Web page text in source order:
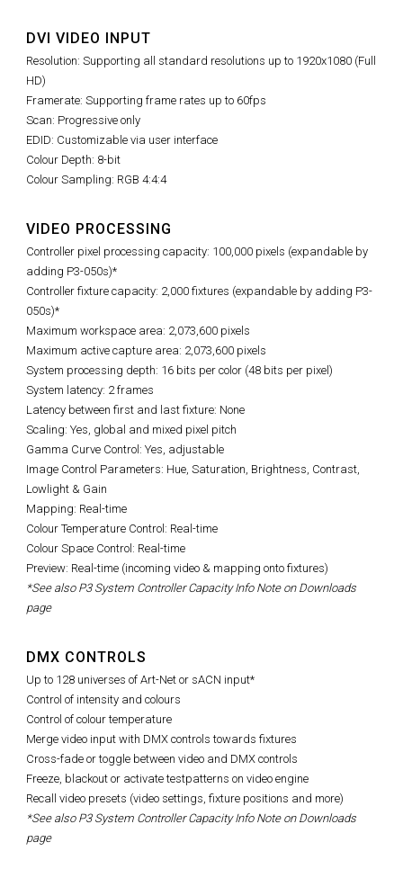
DVI VIDEO INPUT
Resolution: Supporting all standard resolutions up to 1920x1080 (Full
HD)
Framerate: Supporting frame rates up to 60fps
Scan: Progressive only
EDID: Customizable via user interface
Colour Depth: 8-bit
Colour Sampling: RGB 4:4:4
VIDEO PROCESSING
Controller pixel processing capacity: 100,000 pixels (expandable by
adding P3-050s)*
Controller fixture capacity: 2,000 fixtures (expandable by adding P3-
050s)*
Maximum workspace area: 2,073,600 pixels
Maximum active capture area: 2,073,600 pixels
System processing depth: 16 bits per color (48 bits per pixel)
System latency: 2 frames
Latency between first and last fixture: None
Scaling: Yes, global and mixed pixel pitch
Gamma Curve Control: Yes, adjustable
Image Control Parameters: Hue, Saturation, Brightness, Contrast,
Lowlight & Gain
Mapping: Real-time
Colour Temperature Control: Real-time
Colour Space Control: Real-time
Preview: Real-time (incoming video & mapping onto fixtures)
*See also P3 System Controller Capacity Info Note on Downloads
page
DMX CONTROLS
Up to 128 universes of Art-Net or sACN input*
Control of intensity and colours
Control of colour temperature
Merge video input with DMX controls towards fixtures
Cross-fade or toggle between video and DMX controls
Freeze, blackout or activate testpatterns on video engine
Recall video presets (video settings, fixture positions and more)
*See also P3 System Controller Capacity Info Note on Downloads
page